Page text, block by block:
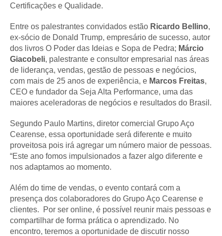
Certificações e Qualidade.
Entre os palestrantes convidados estão Ricardo Bellino,
ex-sócio de Donald Trump, empresário de sucesso, autor
dos livros O Poder das Ideias e Sopa de Pedra; Márcio
Giacobeli, palestrante e consultor empresarial nas áreas
de liderança, vendas, gestão de pessoas e negócios,
com mais de 25 anos de experiência, e Marcos Freitas,
CEO e fundador da Seja Alta Performance, uma das
maiores aceleradoras de negócios e resultados do Brasil.
Segundo Paulo Martins, diretor comercial Grupo Aço
Cearense, essa oportunidade será diferente e muito
proveitosa pois irá agregar um número maior de pessoas.
“Este ano fomos impulsionados a fazer algo diferente e
nos adaptamos ao momento.
Além do time de vendas, o evento contará com a
presença dos colaboradores do Grupo Aço Cearense e
clientes. Por ser online, é possível reunir mais pessoas e
compartilhar de forma prática o aprendizado. No
encontro, teremos a oportunidade de discutir nosso